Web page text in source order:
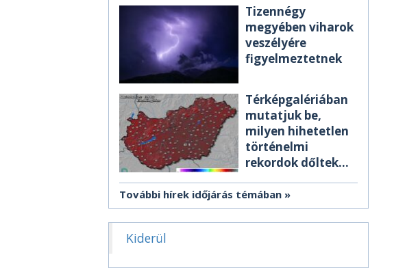
Tizennégy
megyében viharok
veszélyére
figyelmeztetnek
Térképgalériában
mutatjuk be,
milyen hihetetlen
történelmi
rekordok dőltek
További hírek időjárás témában
Kiderül